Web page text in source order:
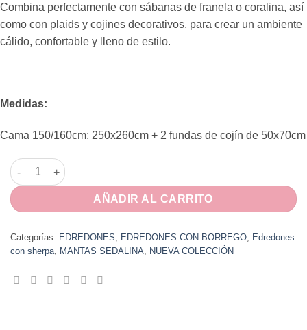
Combina perfectamente con sábanas de franela o coralina, así
como con plaids y cojines decorativos, para crear un ambiente
cálido, confortable y lleno de estilo.
Medidas:
Cama 150/160cm: 250x260cm + 2 fundas de cojín de 50x70cm
Edredones Edredón borreguito helecho beige - Doko cama de
AÑADIR AL CARRITO
Categorías: EDREDONES EDREDONES CON BORREGO
Edredones
con sherpa
MANTAS SEDALINA NUEVA COLECCIÓN